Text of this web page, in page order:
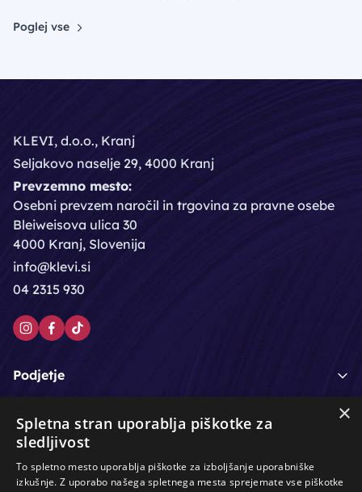
Poglej vse
KLEVI, d.o.o., Kranj
Seljakovo naselje 29, 4000 Kranj
Prevzemno mesto:
Osebni prevzem naročil in trgovina za pravne osebe
Bleiweisova ulica 30
4000 Kranj, Slovenija
info@klevi.si
04 2315 930
Podjetje
Moj račun
Podpora strankam
×
Spletna stran uporablja piškotke za
sledljivost
To spletno mesto uporablja piškotke za izboljšanje uporabniške
izkušnje. Z uporabo našega spletnega mesta sprejemate vse piškotke